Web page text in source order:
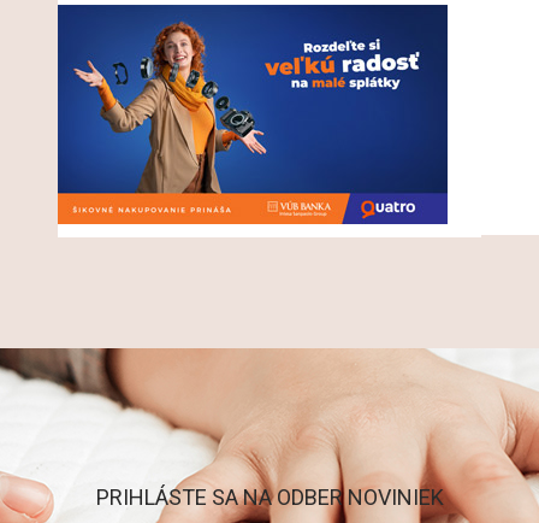
PRIHLÁSTE SA NA ODBER NOVINIEK